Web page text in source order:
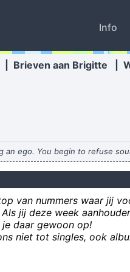
Info
Brieven aan Brigitte
ego. You begin to refuse
beter
van nummers waar jij
jij deze week
daar gewoon op!
niet tot singles, ook